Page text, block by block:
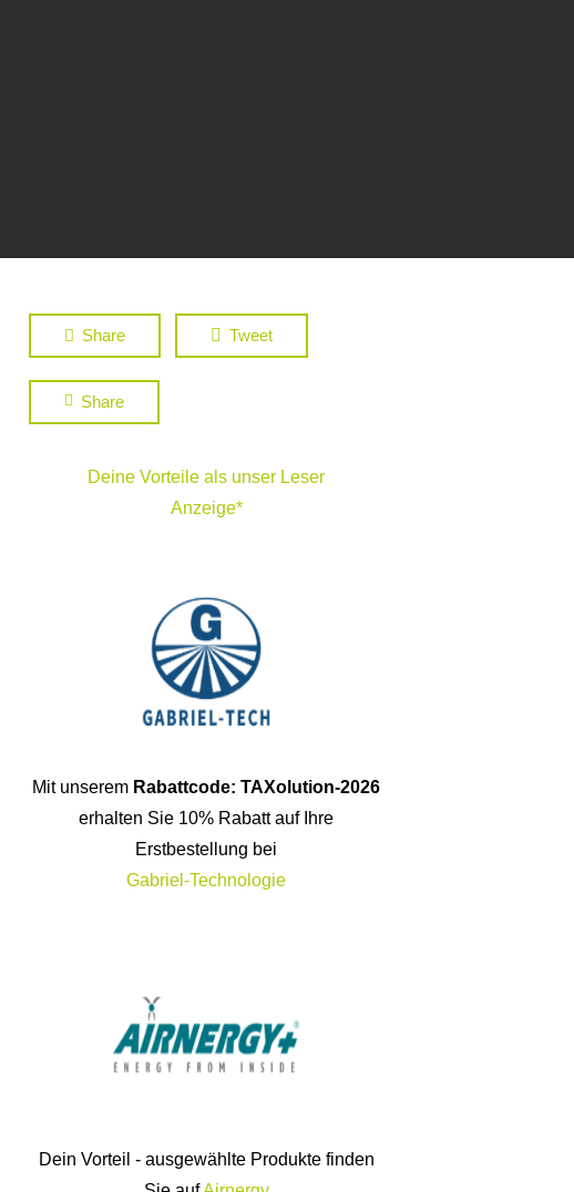
Share Tweet
Share
Deine Vorteile als unser Leser
Anzeige*
Mit unserem Rabattcode: TAXolution-2026
erhalten Sie 10% Rabatt auf Ihre
Erstbestellung bei
Gabriel-Technologie
Dein Vorteil - ausgewählte Produkte finden